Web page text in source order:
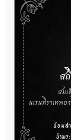
ผู้ประกอบการผลิต
ต้องทำอย่างไรบ้าง
22 กรกฎาคม 2026
กองควบคุมเครื่อง
กฎหมาย จำนวน
22 กรกฎาคม 2026